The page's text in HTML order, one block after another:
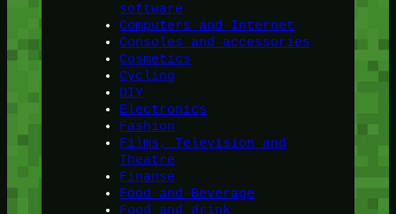
software
Computers and Internet
Consoles and accessories
Cosmetics
Cycling
DIY
Electronics
Fashion
Films, Television and
Theatre
Finanse
Food and Beverage
Food and drink